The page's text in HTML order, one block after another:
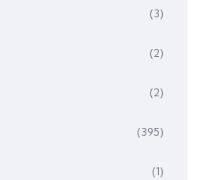
(3)
(2)
(2)
(395)
(1)